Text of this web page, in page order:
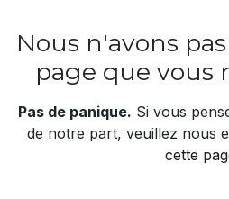
Erreur 404
Nous n'avons
page que vous
Pas de panique. Si vous
de notre part, veuillez nous
cette